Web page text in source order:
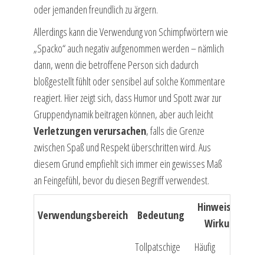
oder jemanden freundlich zu ärgern.
Allerdings kann die Verwendung von Schimpfwörtern wie
„Spacko“ auch negativ aufgenommen werden – nämlich
dann, wenn die betroffene Person sich dadurch
bloßgestellt fühlt oder sensibel auf solche Kommentare
reagiert. Hier zeigt sich, dass Humor und Spott zwar zur
Gruppendynamik beitragen können, aber auch leicht
Verletzungen verursachen, falls die Grenze
zwischen Spaß und Respekt überschritten wird. Aus
diesem Grund empfiehlt sich immer ein gewisses Maß
an Feingefühl, bevor du diesen Begriff verwendest.
Verwendungsbereich Bedeutung
Hinweis zur
Wirkung
Tollpatschige
Häufig